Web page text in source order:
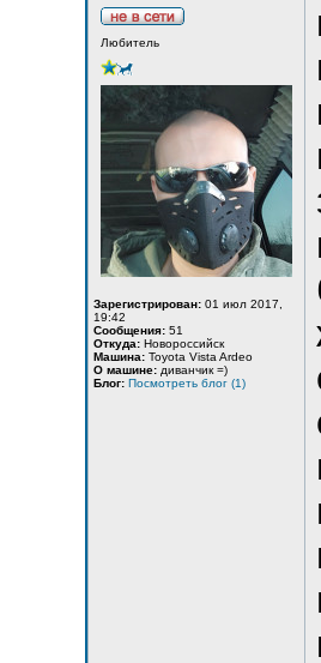
Любитель
Зарегистрирован: 01 июл 2017,
19:42
Сообщения: 51
Откуда: Новороссийск
Машина: Toyota Vista Ardeo
О машине: диванчик =)
Блог: Посмотреть блог (1)